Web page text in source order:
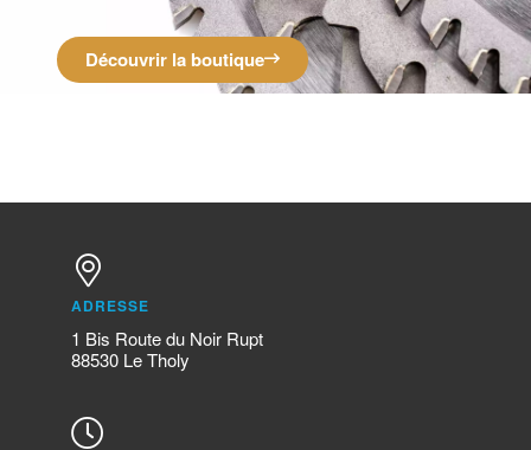
Découvrir la boutique
ADRESSE
1 Bis Route du Noir Rupt
88530 Le Tholy